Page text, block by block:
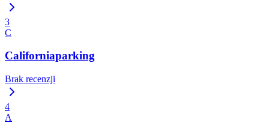
3
C
Californiaparking
Brak recenzji
4
A